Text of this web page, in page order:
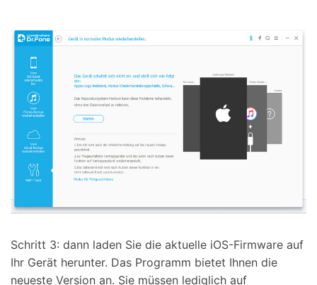
Schritt 3: dann laden Sie die aktuelle iOS-Firmware auf
Ihr Gerät herunter. Das Programm bietet Ihnen die
neueste Version an. Sie müssen lediglich auf